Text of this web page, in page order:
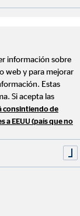
planes
de Seguros y
información sobre
web y para mejorar
Estas
Si acepta las
consintiendo de
EEUU (país que no